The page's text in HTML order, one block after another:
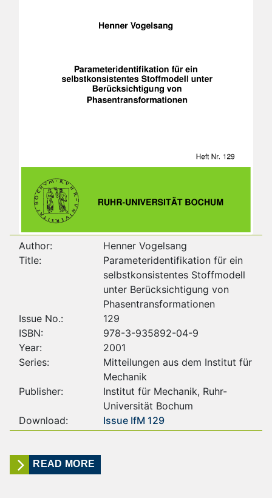
Author:
Henner Vogelsang
Title:
Parameteridentifikation für ein
selbstkonsistentes Stoffmodell
unter Berücksichtigung von
Phasentransformationen
Issue No.:
129
ISBN:
978-3-935892-04-9
Year:
2001
Series:
Mitteilungen aus dem Institut für
Mechanik
Publisher:
Institut für Mechanik, Ruhr-
Universität Bochum
Download:
Issue IfM 129
READ MORE